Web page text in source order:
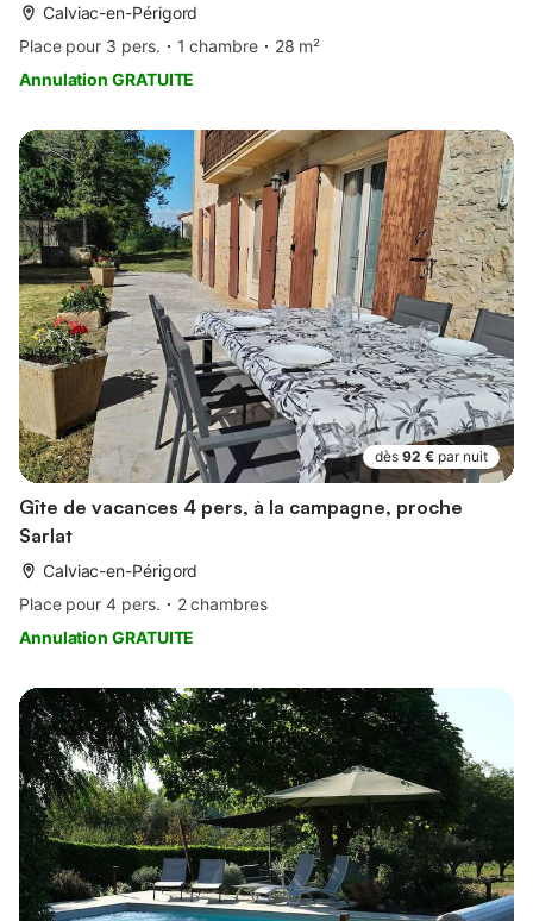
Calviac-en-Périgord
Place pour 3 pers.
1 chambre
28 m²
Annulation GRATUITE
dès 92 € par nuit
Gîte de vacances 4 pers, à la campagne, proche
Sarlat
Calviac-en-Périgord
Place pour 4 pers.
2 chambres
Annulation GRATUITE